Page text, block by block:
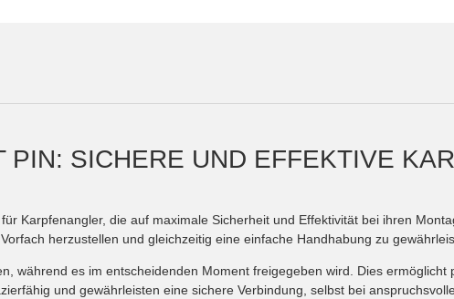
SICHERE UND EFFEKTIVE
Karpfenangler, die auf maximale Sicherheit und Effektivität bei ihren
herzustellen und gleichzeitig eine einfache Handhabung zu
während es im entscheidenden Moment freigegeben wird. Dies
und gewährleisten eine sichere Verbindung, selbst bei